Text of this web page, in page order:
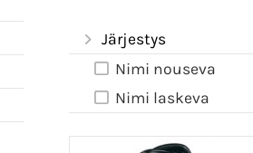
Järjestys
Nimi nouseva
Nimi laskeva